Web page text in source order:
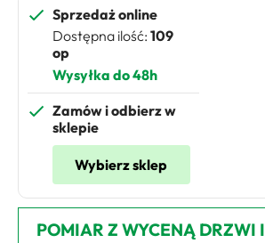
Sprzedaż online
Dostępna ilość: 109
op
Wysyłka do 48h
Zamów i odbierz w
sklepie
Wybierz sklep
POMIAR Z WYCENĄ DRZWI I